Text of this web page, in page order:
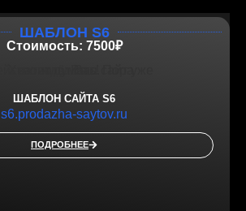
ШАБЛОН S6
Стоимость: 7500₽
ШАБЛОН САЙТА S6
s6.prodazha-saytov.ru
ПОДРОБНЕЕ